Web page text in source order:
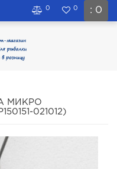
: 0
0 0
МИКРО
021012)